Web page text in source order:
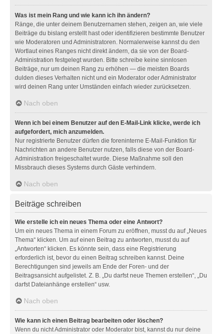
Was ist mein Rang und wie kann ich ihn ändern?
Ränge, die unter deinem Benutzernamen stehen, zeigen an, wie viele
Beiträge du bislang erstellt hast oder identifizieren bestimmte Benutzer
wie Moderatoren und Administratoren. Normalerweise kannst du den
Wortlaut eines Ranges nicht direkt ändern, da sie von der Board-
Administration festgelegt wurden. Bitte schreibe keine sinnlosen
Beiträge, nur um deinen Rang zu erhöhen — die meisten Boards
dulden dieses Verhalten nicht und ein Moderator oder Administrator
wird deinen Rang unter Umständen einfach wieder zurücksetzen.
Nach oben
Wenn ich bei einem Benutzer auf den E-Mail-Link klicke, werde ich
aufgefordert, mich anzumelden.
Nur registrierte Benutzer dürfen die foreninterne E-Mail-Funktion für
Nachrichten an andere Benutzer nutzen, falls diese von der Board-
Administration freigeschaltet wurde. Diese Maßnahme soll den
Missbrauch dieses Systems durch Gäste verhindern.
Nach oben
Beiträge schreiben
Wie erstelle ich ein neues Thema oder eine Antwort?
Um ein neues Thema in einem Forum zu eröffnen, musst du auf „Neues
Thema“ klicken. Um auf einen Beitrag zu antworten, musst du auf
„Antworten“ klicken. Es könnte sein, dass eine Registrierung
erforderlich ist, bevor du einen Beitrag schreiben kannst. Deine
Berechtigungen sind jeweils am Ende der Foren- und der
Beitragsansicht aufgelistet. Z. B. „Du darfst neue Themen erstellen“, „Du
darfst Dateianhänge erstellen“ usw.
Nach oben
Wie kann ich einen Beitrag bearbeiten oder löschen?
Wenn du nicht Administrator oder Moderator bist, kannst du nur deine